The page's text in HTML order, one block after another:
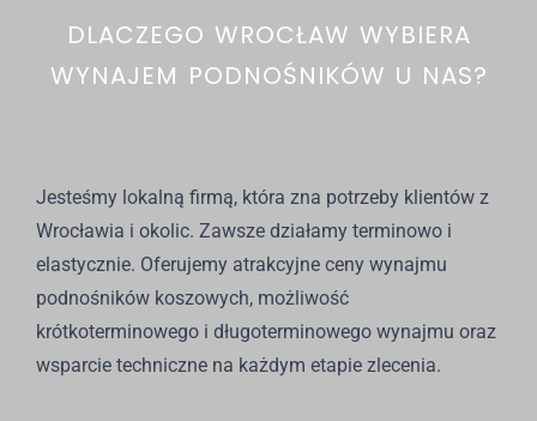
DLACZEGO WROCŁAW WYBIERA
WYNAJEM PODNOŚNIKÓW U NAS?
Jesteśmy lokalną firmą, która zna potrzeby klientów z
Wrocławia i okolic. Zawsze działamy terminowo i
elastycznie. Oferujemy atrakcyjne ceny wynajmu
podnośników koszowych, możliwość
krótkoterminowego i długoterminowego wynajmu oraz
wsparcie techniczne na każdym etapie zlecenia.